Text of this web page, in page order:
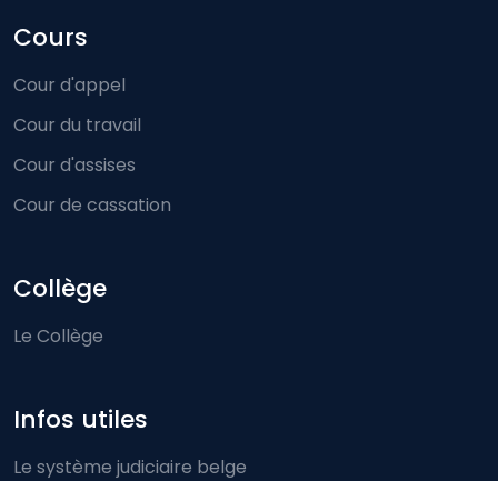
Cours
Cour d'appel
Cour du travail
Cour d'assises
Cour de cassation
Collège
Le Collège
Infos utiles
Le système judiciaire belge